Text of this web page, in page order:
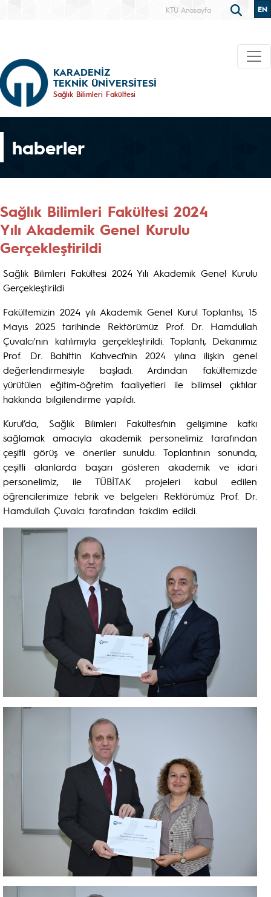
KTÜ Anasayfa EN
KARADENİZ
TEKNİK ÜNİVERSİTESİ
Sağlık Bilimleri Fakültesi
haberler
Sağlık Bilimleri Fakültesi 2024
Yılı Akademik Genel Kurulu
Gerçekleştirildi
Sağlık Bilimleri Fakültesi 2024 Yılı Akademik Genel Kurulu
Gerçekleştirildi
Fakültemizin 2024 yılı Akademik Genel Kurul Toplantısı, 15
Mayıs 2025 tarihinde Rektörümüz Prof. Dr. Hamdullah
Çuvalcı'nın katılımıyla gerçekleştirildi. Toplantı, Dekanımız
Prof. Dr. Bahittin Kahveci’nin 2024 yılına ilişkin genel
değerlendirmesiyle başladı. Ardından fakültemizde
yürütülen eğitim-öğretim faaliyetleri ile bilimsel çıktılar
hakkında bilgilendirme yapıldı.
Kurul’da, Sağlık Bilimleri Fakültesi’nin gelişimine katkı
sağlamak amacıyla akademik personelimiz tarafından
çeşitli görüş ve öneriler sunuldu. Toplantının sonunda,
çeşitli alanlarda başarı gösteren akademik ve idari
personelimiz, ile TÜBİTAK projeleri kabul edilen
öğrencilerimize tebrik ve belgeleri Rektörümüz Prof. Dr.
Hamdullah Çuvalcı tarafından takdim edildi.